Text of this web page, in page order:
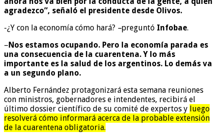
agradezco”, señaló el presidente desde Olivos.
-¿Y con la economía cómo hará? –preguntó Infobae.
– Nos estamos ocupando. Pero la economía parada es
una consecuencia de la cuarentena. Y lo más
importante es la salud de los argentinos. Lo demás va
a un segundo plano.
Alberto Fernández protagonizará esta semana reuniones
con ministros, gobernadores e intendentes, recibirá el
último dossier científico de su comité de expertos y luego
resolverá cómo informará acerca de la probable extensión
de la cuarentena obligatoria.